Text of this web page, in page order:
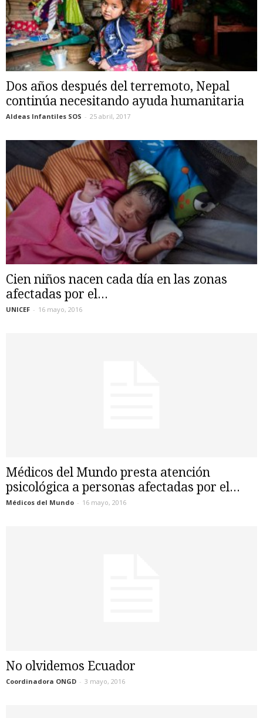
Dos años después del terremoto, Nepal
continúa necesitando ayuda humanitaria
Aldeas Infantiles SOS - 25 abril, 2017
Cien niños nacen cada día en las zonas
afectadas por el...
UNICEF - 16 mayo, 2016
Médicos del Mundo presta atención
psicológica a personas afectadas por el...
Médicos del Mundo - 16 mayo, 2016
No olvidemos Ecuador
Coordinadora ONGD - 3 mayo, 2016